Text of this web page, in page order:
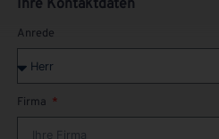
Ihre Kontaktdaten
Anrede
Firma